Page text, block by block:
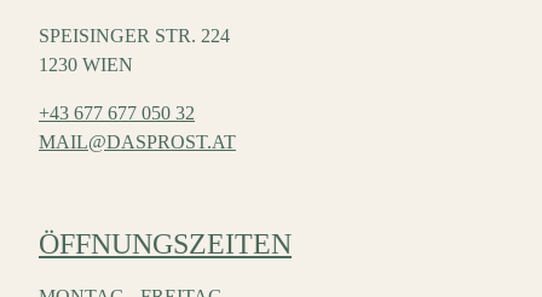
SPEISINGER STR. 224
1230 WIEN
+43 677 677 050 32
MAIL@DASPROST.AT
ÖFFNUNGSZEITEN